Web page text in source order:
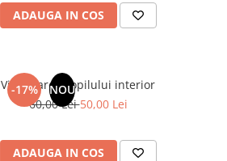
ADAUGA IN COS
-17% NOU
Vindecarea copilului interior
60,00 Lei50,00 Lei
ADAUGA IN COS